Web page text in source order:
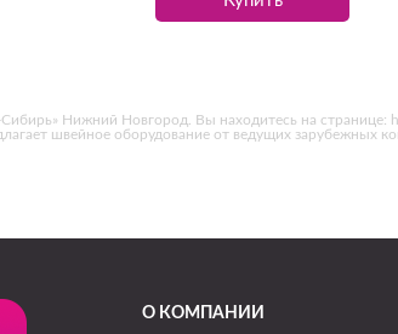
Нижний Новгород. Вы находитесь на
швейное оборудование от ведущих
О КОМПАНИИ